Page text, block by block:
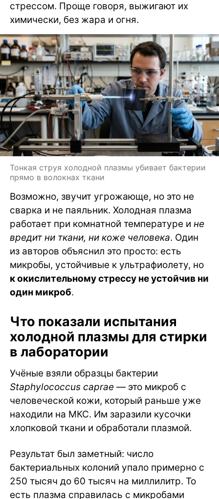
стрессом. Проще говоря, выжигают их
химически, без жара и огня.
Тонкая струя холодной плазмы убивает бактерии
прямо в волокнах ткани
Возможно, звучит угрожающе, но это не
сварка и не паяльник. Холодная плазма
работает при комнатной температуре и не
вредит ни ткани, ни коже человека. Один
из авторов объяснил это просто: есть
микробы, устойчивые к ультрафиолету, но
к окислительному стрессу не устойчив ни
один микроб.
Что показали испытания
холодной плазмы для стирки
в лаборатории
Учёные взяли образцы бактерии
Staphylococcus caprae — это микроб с
человеческой кожи, который раньше уже
находили на МКС. Им заразили кусочки
хлопковой ткани и обработали плазмой.
Результат был заметный: число
бактериальных колоний упало примерно с
250 тысяч до 60 тысяч на миллилитр. То
есть плазма справилась с микробами